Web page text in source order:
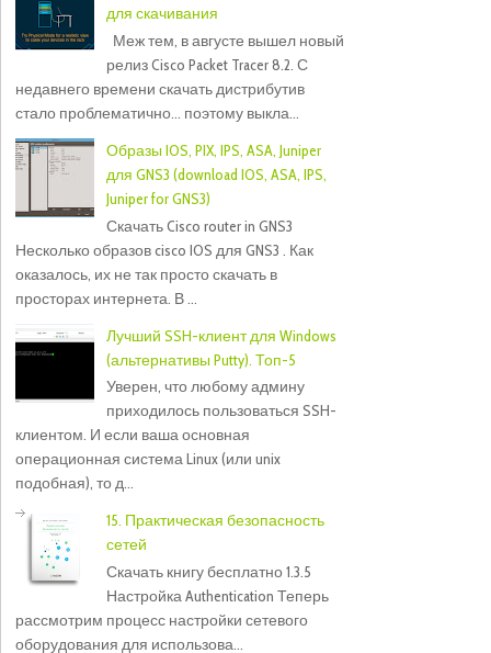
для скачивания
Меж тем, в августе вышел новый
релиз Cisco Packet Tracer 8.2. С
недавнего времени скачать дистрибутив
стало проблематично... поэтому выкла...
Образы IOS, PIX, IPS, ASA, Juniper
для GNS3 (download IOS, ASA, IPS,
Juniper for GNS3)
Скачать Cisco router in GNS3
Несколько образов cisco IOS для GNS3 . Как
оказалось, их не так просто скачать в
просторах интернета. В ...
Лучший SSH-клиент для Windows
(альтернативы Putty). Топ-5
Уверен, что любому админу
приходилось пользоваться SSH-
клиентом. И если ваша основная
операционная система Linux (или unix
подобная), то д...
15. Практическая безопасность
сетей
Скачать книгу бесплатно 1.3.5
Настройка Authentication Теперь
рассмотрим процесс настройки сетевого
оборудования для использова...